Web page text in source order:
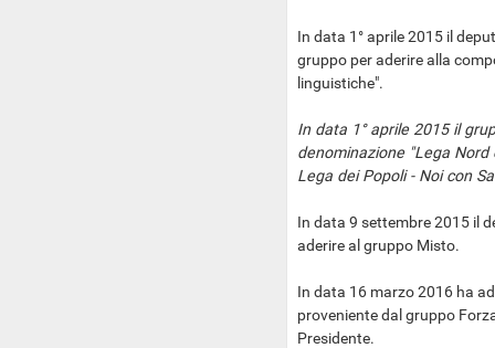
In data 1° aprile 2015 il
gruppo per aderire alla
linguistiche".
In data 1° aprile 2015 il
denominazione "Lega
Lega dei Popoli - Noi con
In data 9 settembre 2015 il
aderire al gruppo Misto.
In data 16 marzo 2016 ha
proveniente dal gruppo
Presidente.